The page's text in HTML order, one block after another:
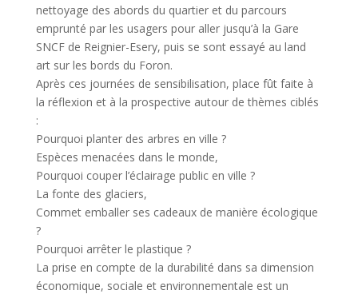
nettoyage des abords du quartier et du parcours
emprunté par les usagers pour aller jusqu’à la Gare
SNCF de Reignier-Esery, puis se sont essayé au land
art sur les bords du Foron.
Après ces journées de sensibilisation, place fût faite à
la réflexion et à la prospective autour de thèmes ciblés
:
Pourquoi planter des arbres en ville ?
Espèces menacées dans le monde,
Pourquoi couper l’éclairage public en ville ?
La fonte des glaciers,
Commet emballer ses cadeaux de manière écologique
?
Pourquoi arrêter le plastique ?
La prise en compte de la durabilité dans sa dimension
économique, sociale et environnementale est un